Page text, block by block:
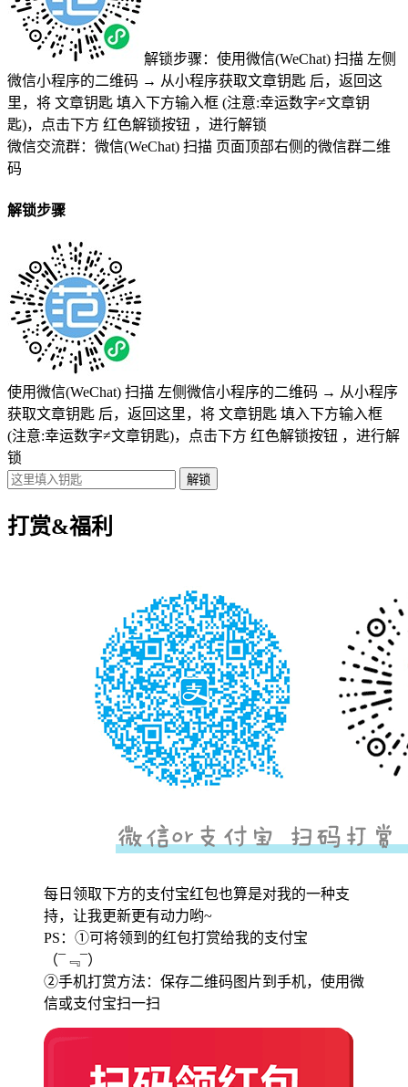
解锁步骤：使用微信(WeChat) 扫描 左侧
微信小程序的二维码 → 从小程序获取文章钥匙 后，返回这
里，将 文章钥匙 填入下方输入框 (注意:幸运数字≠文章钥
匙)，点击下方 红色解锁按钮 ，进行解锁
微信交流群：微信(WeChat) 扫描 页面顶部右侧的微信群二维
码
解锁步骤
使用微信(WeChat) 扫描 左侧微信小程序的二维码 → 从小程序
获取文章钥匙 后，返回这里，将 文章钥匙 填入下方输入框
(注意:幸运数字≠文章钥匙)，点击下方 红色解锁按钮 ，进行解
锁
打赏&福利
每日领取下方的支付宝红包也算是对我的一种支
持，让我更新更有动力哟~
PS：①可将领到的红包打赏给我的支付宝
（¯﹃¯）
②手机打赏方法：保存二维码图片到手机，使用微
信或支付宝扫一扫